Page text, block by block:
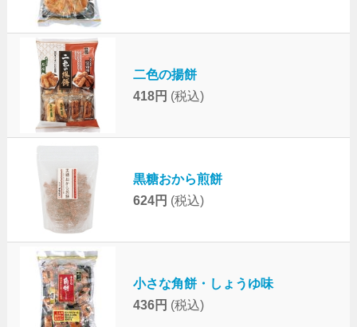
二色の揚餅
418円 (税込)
黒糖おから煎餅
624円 (税込)
小さな角餅・しょうゆ味
436円 (税込)